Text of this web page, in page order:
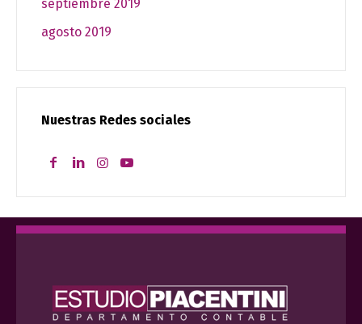
septiembre 2019
agosto 2019
Nuestras Redes sociales